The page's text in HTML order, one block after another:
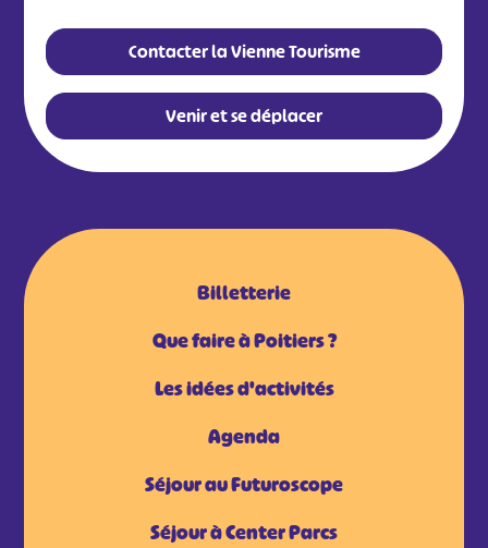
Contacter la Vienne Tourisme
Venir et se déplacer
Billetterie
Que faire à Poitiers ?
Les idées d'activités
Agenda
Séjour au Futuroscope
Séjour à Center Parcs